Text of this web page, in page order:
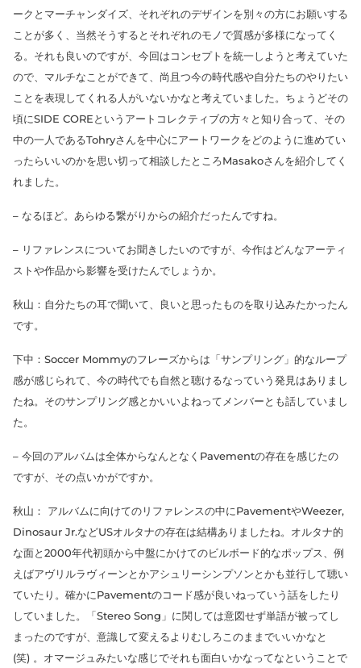
ークとマーチャンダイズ、それぞれのデザインを別々の方にお願いする
ことが多く、当然そうするとそれぞれのモノで質感が多様になってく
る。それも良いのですが、今回はコンセプトを統一しようと考えていた
ので、マルチなことができて、尚且つ今の時代感や自分たちのやりたい
ことを表現してくれる人がいないかなと考えていました。ちょうどその
頃にSIDE COREというアートコレクティブの方々と知り合って、その
中の一人であるTohryさんを中心にアートワークをどのように進めてい
ったらいいのかを思い切って相談したところMasakoさんを紹介してく
れました。
– なるほど。あらゆる繋がりからの紹介だったんですね。
– リファレンスについてお聞きしたいのですが、今作はどんなアーティ
ストや作品から影響を受けたんでしょうか。
秋山：自分たちの耳で聞いて、良いと思ったものを取り込みたかったん
です。
下中：Soccer Mommyのフレーズからは「サンプリング」的なループ
感が感じられて、今の時代でも自然と聴けるなっていう発見はありまし
たね。そのサンプリング感とかいいよねってメンバーとも話していまし
た。
– 今回のアルバムは全体からなんとなくPavementの存在を感じたの
ですが、その点いかがですか。
秋山： アルバムに向けてのリファレンスの中にPavementやWeezer,
Dinosaur Jr.などUSオルタナの存在は結構ありましたね。オルタナ的
な面と2000年代初頭から中盤にかけてのビルボード的なポップス、例
えばアヴリルラヴィーンとかアシュリーシンプソンとかも並行して聴い
ていたり。確かにPavementのコード感が良いねっていう話をしたり
していました。「Stereo Song」に関しては意図せず単語が被ってし
まったのですが、意識して変えるよりむしろこのままでいいかなと
(笑) 。オマージュみたいな感じでそれも面白いかなってなということで